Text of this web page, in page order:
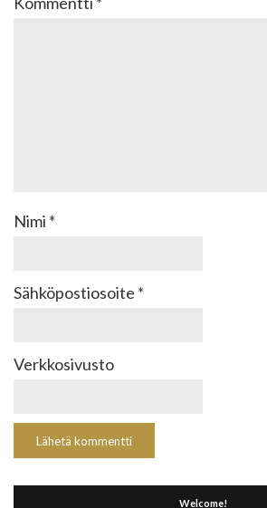
Nimi *
Sähköpostiosoite *
Verkkosivusto
Welcome!